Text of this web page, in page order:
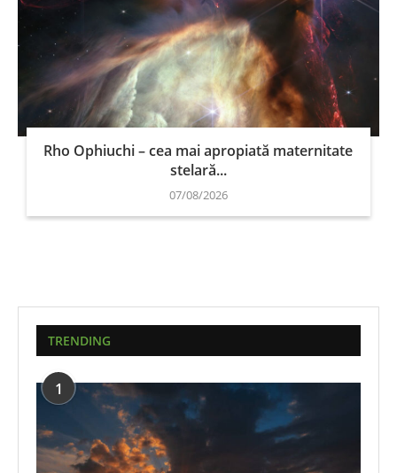
Rho Ophiuchi – cea mai apropiată maternitate
stelară...
07/08/2026
TRENDING
1